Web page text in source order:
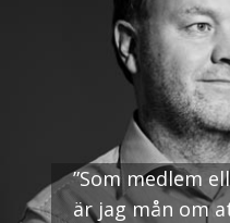
”Som medlem
är jag mån om